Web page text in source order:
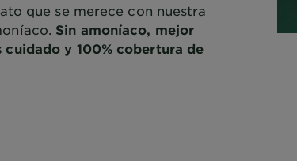
que se merece con nuestra
Sin amoníaco, mejor
cuidado y 100% cobertura de